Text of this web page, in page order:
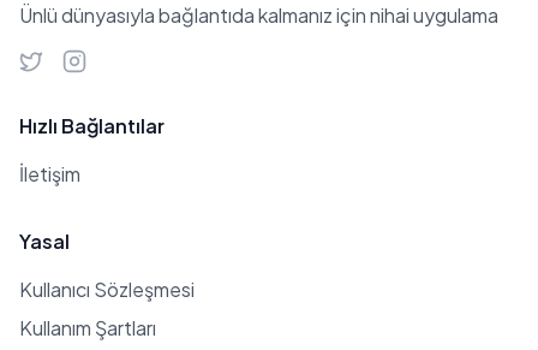
Ünlü dünyasıyla bağlantıda kalmanız için nihai uygulama
Hızlı Bağlantılar
İletişim
Yasal
Kullanıcı Sözleşmesi
Kullanım Şartları